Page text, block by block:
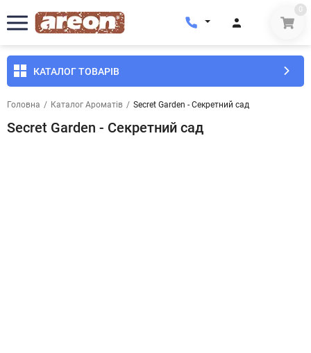
0
КАТАЛОГ ТОВАРІВ
Головна / Каталог Ароматів / Secret Garden - Секретний сад
Secret Garden - Секретний сад